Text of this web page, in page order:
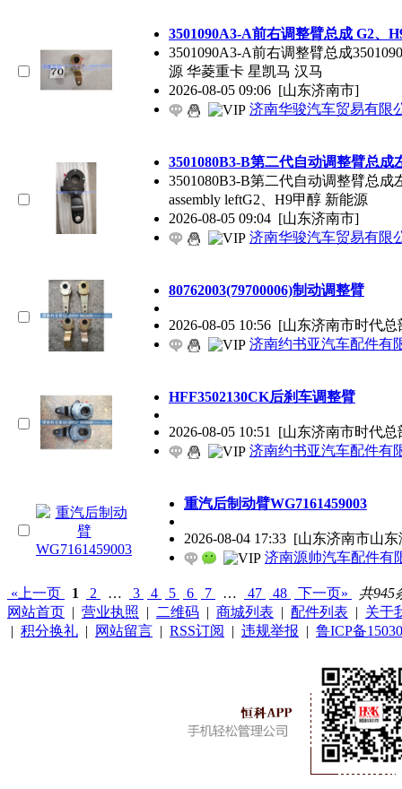
3501090A3-A前右调整臂总成 G2、
3501090A3-A前右调整臂总成
源 华菱重卡 星凯马 汉马
2026-08-05 09:06 [山东济南市]
济南华骏汽车贸易有限
3501080B3-B第二代自动调整臂总
3501080B3-B第二代自动调整臂总成
assembly leftG2、H9甲醇 新能源
2026-08-05 09:04 [山东济南市]
济南华骏汽车贸易有限
80762003(79700006)制动调整臂
2026-08-05 10:56 [山东济南市时代总
济南约书亚汽车配件有
HFF3502130CK后刹车调整臂
2026-08-05 10:51 [山东济南市时代总
济南约书亚汽车配件有
重汽后制动臂WG7161459003
2026-08-04 17:33 [山东济南市山
济南源帅汽车配件有
«上一页 1 2 … 3 4 5 6 7 … 47 48 下一页»
共945
网站首页 | 营业执照 | 二维码 | 商城列表 | 配件列表 | 关于
| 积分换礼 | 网站留言 | RSS订阅 | 违规举报 | 鲁ICP备